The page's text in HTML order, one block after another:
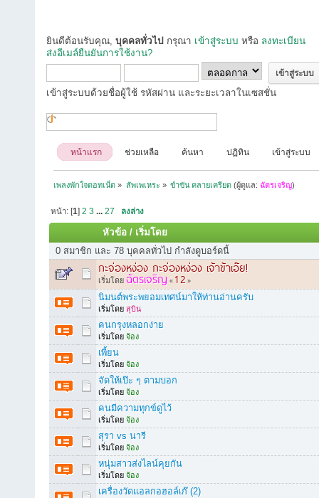
ยินดีต้อนรับคุณ, บุคคลทั่วไป กรุณา เข้าสู่ระบบ หรือ ลงทะเบียน
ส่งอีเมล์ยืนยันการใช้งาน?
เข้าสู่ระบบด้วยชื่อผู้ใช้ รหัสผ่าน และระยะเวลาในเซสชั่น
หน้าแรก ช่วยเหลือ ค้นหา ปฏิทิน เข้าสู่ระบบ
เพลงพักใจดอทเน็ต » สัพเพเหระ » ขำขัน คลายเครียด (ผู้ดูแล:ฉัตรเจริญ)
หน้า: [1]2 3 ...27 ลงล่าง
หัวข้อ / เริ่มโดย
0 สมาชิก และ 78 บุคคลทั่วไป กำลังดูบอร์ดนี้
กะจ่องหง่อง กะจ่องหง่อง เจ้าข้าเอ๊ย!
เริ่มโดย ฉัตรเจริญ « 12 »
นิมนต์พระพยอมเทศน์มาให้ท่านอ่านครับ
เริ่มโดย สุบิน
คนกรุงหลอกง่าย
เริ่มโดย จ้อง
เพี้ยน
เริ่มโดย จ้อง
จัดให้เป๊ะ ๆ ตามบอก
เริ่มโดย จ้อง
คนมีความทุกข์ดูไว้
เริ่มโดย จ้อง
สุรา vs นารี
เริ่มโดย จ้อง
หนุ่มสาวส่งไลน์คุยกัน
เริ่มโดย จ้อง
เครื่องวัดแอลกอฮอล์เก๊ (2)